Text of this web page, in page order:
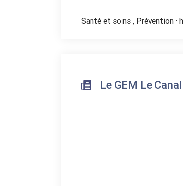
Santé et soins , Prévention ·
Le GEM Le